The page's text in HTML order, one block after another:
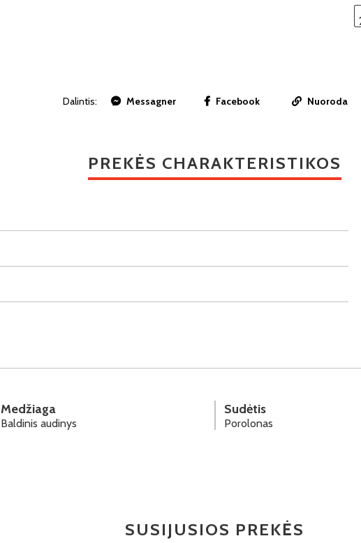
Dalintis: Messagner Facebook Nuoroda
PREKĖS CHARAKTERISTIKOS
Medžiaga
Baldinis audinys
Sudėtis
Porolonas
SUSIJUSIOS PREKĖS